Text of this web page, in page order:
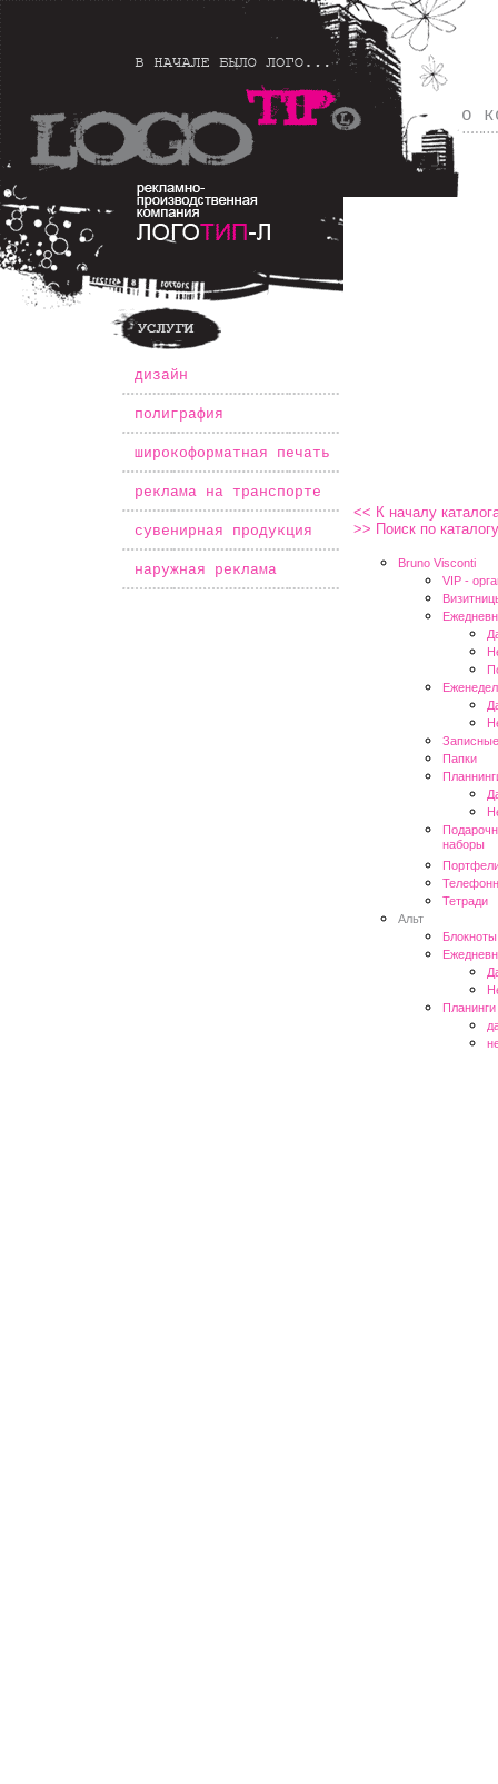
дизайн
полиграфия
широкоформатная печать
реклама на транспорте
сувенирная продукция
наружная реклама
о
<< К началу
>> Поиск по каталогу
Bruno Visconti
VIP -
Папки
наборы
Тетради
Альт
Блокноты
Планинги